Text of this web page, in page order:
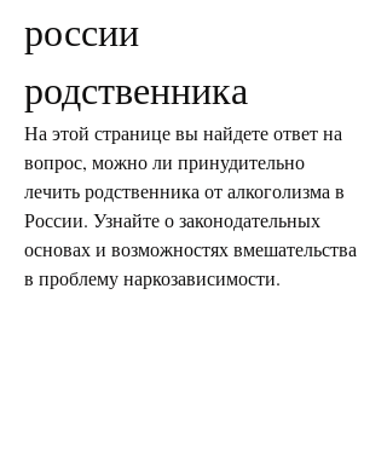
россии
родственника
На этой странице вы найдете ответ на
вопрос, можно ли принудительно
лечить родственника от алкоголизма в
России. Узнайте о законодательных
основах и возможностях вмешательства
в проблему наркозависимости.